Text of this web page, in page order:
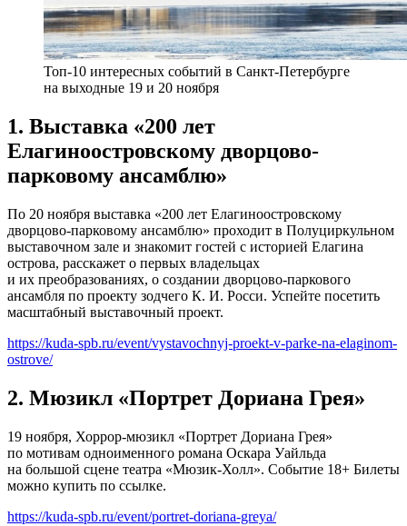
Топ-10 интересных событий в Санкт-Петербурге
на выходные 19 и 20 ноября
1. Выставка «200 лет
Елагиноостровскому дворцово-
парковому ансамблю»
По 20 ноября выставка «200 лет Елагиноостровскому
дворцово-парковому ансамблю» проходит в Полуциркульном
выставочном зале и знакомит гостей с историей Елагина
острова, расскажет о первых владельцах
и их преобразованиях, о создании дворцово-паркового
ансамбля по проекту зодчего К. И. Росси. Успейте посетить
масштабный выставочный проект.
https://kuda-spb.ru/event/vystavochnyj-proekt-v-parke-na-elaginom-
ostrove/
2. Мюзикл «Портрет Дориана Грея»
19 ноября, Хоррор-мюзикл «Портрет Дориана Грея»
по мотивам одноименного романа Оскара Уайльда
на большой сцене театра «Мюзик-Холл». Событие 18+ Билеты
можно купить по ссылке.
https://kuda-spb.ru/event/portret-doriana-greya/